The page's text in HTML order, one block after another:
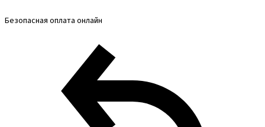
Безопасная оплата онлайн